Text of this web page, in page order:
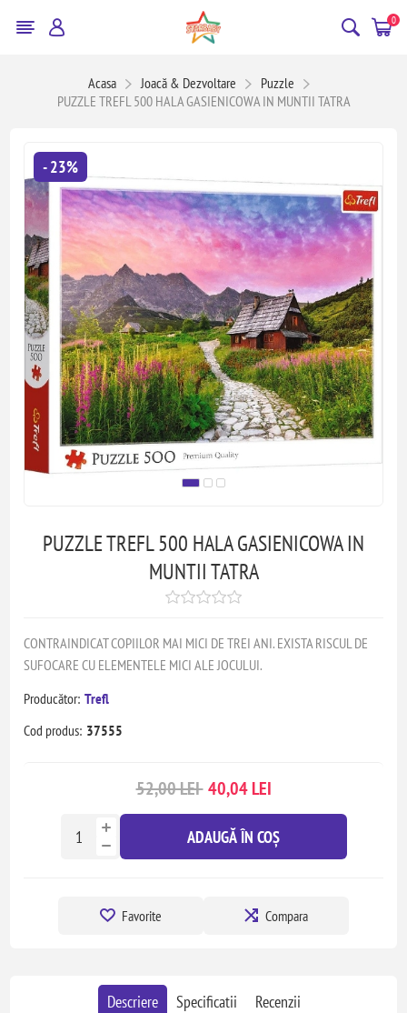
0
Acasa Joacă & Dezvoltare
Puzzle
PUZZLE TREFL 500 HALA GASIENICOWA IN MUNTII TATRA
- 23%
PUZZLE TREFL 500 HALA GASIENICOWA IN
MUNTII TATRA
CONTRAINDICAT COPIILOR MAI MICI DE TREI ANI. EXISTA RISCUL DE
SUFOCARE CU ELEMENTELE MICI ALE JOCULUI.
Producător: Trefl
Cod produs: 37555
52,00 LEI 40,04 LEI
ADAUGĂ ÎN COȘ
Favorite Compara
Descriere Specificatii Recenzii